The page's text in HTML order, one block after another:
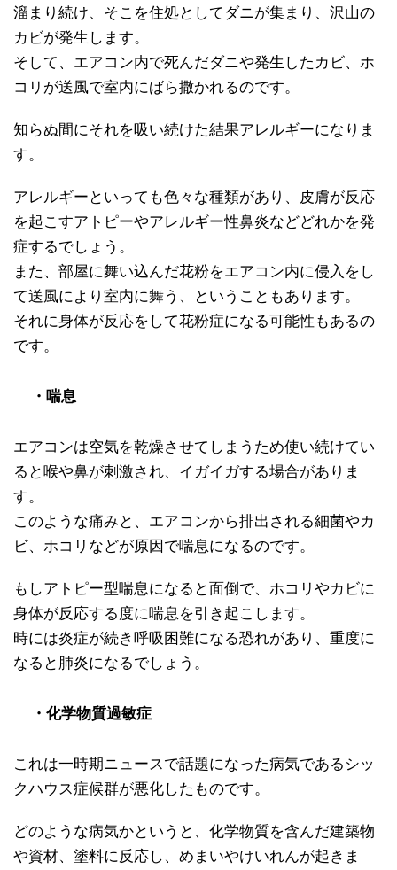
溜まり続け、そこを住処としてダニが集まり、沢山の
カビが発生します。
そして、エアコン内で死んだダニや発生したカビ、ホ
コリが送風で室内にばら撒かれるのです。
知らぬ間にそれを吸い続けた結果アレルギーになりま
す。
アレルギーといっても色々な種類があり、皮膚が反応
を起こすアトピーやアレルギー性鼻炎などどれかを発
症するでしょう。
また、部屋に舞い込んだ花粉をエアコン内に侵入をし
て送風により室内に舞う、ということもあります。
それに身体が反応をして花粉症になる可能性もあるの
です。
・喘息
エアコンは空気を乾燥させてしまうため使い続けてい
ると喉や鼻が刺激され、イガイガする場合がありま
す。
このような痛みと、エアコンから排出される細菌やカ
ビ、ホコリなどが原因で喘息になるのです。
もしアトピー型喘息になると面倒で、ホコリやカビに
身体が反応する度に喘息を引き起こします。
時には炎症が続き呼吸困難になる恐れがあり、重度に
なると肺炎になるでしょう。
・化学物質過敏症
これは一時期ニュースで話題になった病気であるシッ
クハウス症候群が悪化したものです。
どのような病気かというと、化学物質を含んだ建築物
や資材、塗料に反応し、めまいやけいれんが起きま